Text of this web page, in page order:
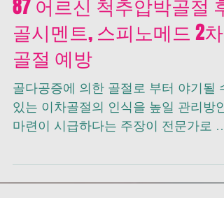
87 어르신 척추압박골절 후
골시멘트, 스피노메드 2차
골절 예방
골다공증에 의한 골절로 부터 야기될 수
있는 이차골절의 인식을 높일 관리방안
터 제기됐다.강동경희대병원 유기형 정
형외과 교수는 최근 “골절로 인해 사망